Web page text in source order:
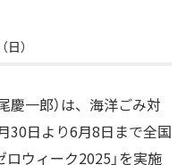
）
慶一郎）は、海洋ごみ対
30日より6月8日まで全国
ウィーク2025」を実施